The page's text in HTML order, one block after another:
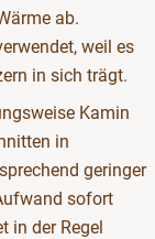
ab.
weil es
in sich trägt.
Kamin
in
geringer
sofort
in der Regel